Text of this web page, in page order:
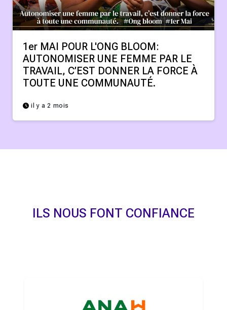
1er MAI POUR L'ONG BLOOM:
AUTONOMISER UNE FEMME PAR LE
TRAVAIL, C’EST DONNER LA FORCE À
TOUTE UNE COMMUNAUTÉ.
il y a 2 mois
ILS NOUS FONT CONFIANCE